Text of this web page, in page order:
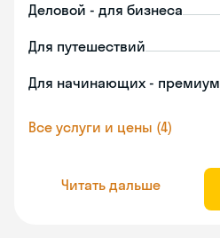
Деловой - для бизнеса
Для путешествий
Для начинающих - премиум
Все услуги и цены (4)
Читать дальше